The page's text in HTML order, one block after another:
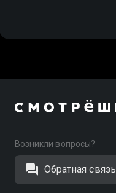
Возникли вопросы?
Обратная связь